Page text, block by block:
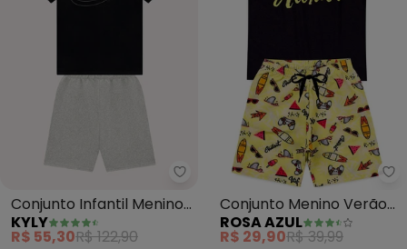
Kyly - Conjunto Infantil Menino
Conjunto Infantil Menino
em Algodão (Preto)
KYLY
R$ 55,30R$ 122,90
Conjunto Menino Verão
Aloha Kangulu (Preto)
ROSA AZUL
R$ 29,90R$ 39,99